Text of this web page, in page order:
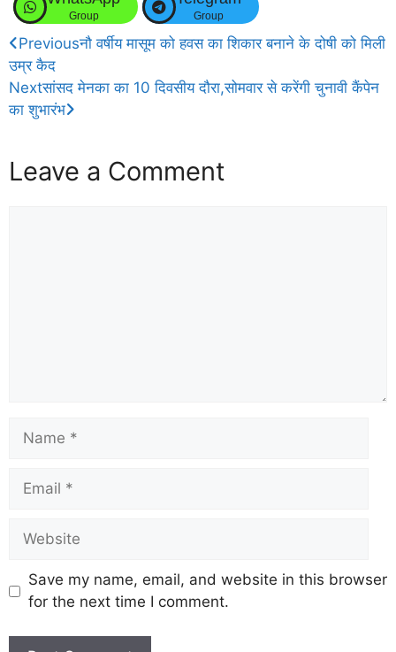
Group Group
Previousनौ वर्षीय मासूम को हवस का शिकार बनाने के दोषी को मिली
उम्र कैद
Nextसांसद मेनका का 10 दिवसीय दौरा,सोमवार से करेंगी चुनावी कैंपेन
का शुभारंभ
Leave a Comment
Save my name, email, and website in this browser
for the next time I comment.